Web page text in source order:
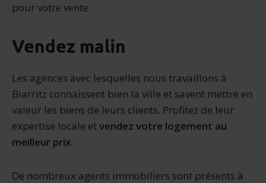
pour votre vente.
Vendez malin
Les agences avec lesquelles nous travaillons à
Biarritz connaissent bien la ville et savent mettre en
valeur les biens de leurs clients. Profitez de leur
expertise locale etvendez votre logement au
meilleur prix.
De nombreux agents immobiliers sont présents à